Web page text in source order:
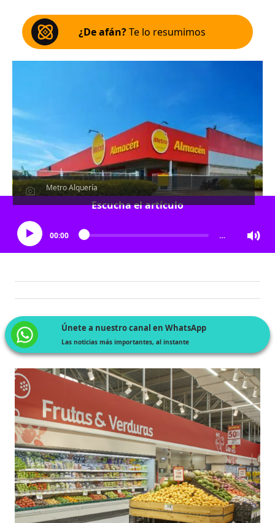
¿De afán?Te lo resumimos
Metro Alquería
Escucha el artículo
00:00 …
Únete a nuestro canal en WhatsApp
Las noticias más importantes, al instante